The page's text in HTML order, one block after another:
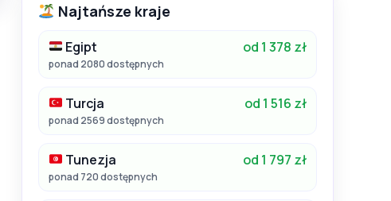
Najtańsze kraje
Egipt od 1 378 zł
ponad 2080 dostępnych
Turcja od 1 516 zł
ponad 2569 dostępnych
Tunezja od 1 797 zł
ponad 720 dostępnych